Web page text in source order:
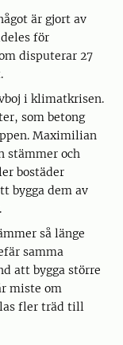
är gjort av
för
disputerar 27
i klimatkrisen.
som betong
Maximilian
stämmer och
bostäder
bygga dem av
så länge
samma
att bygga större
miste om
fler träd till